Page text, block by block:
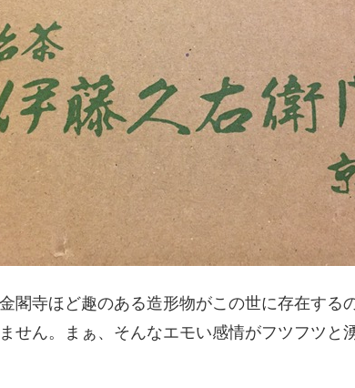
閣寺ほど趣のある造形物がこの世に存在する
せん。まぁ、そんなエモい感情がフツフツと